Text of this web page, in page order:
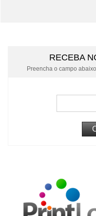
RECEBA
Preencha o campo